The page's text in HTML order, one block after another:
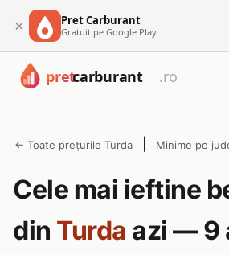
× Pret Carburant
Gratuit pe Google Play
← Toate prețurile Turda Minime pe
Cele mai ieftine
din Turda azi — 9